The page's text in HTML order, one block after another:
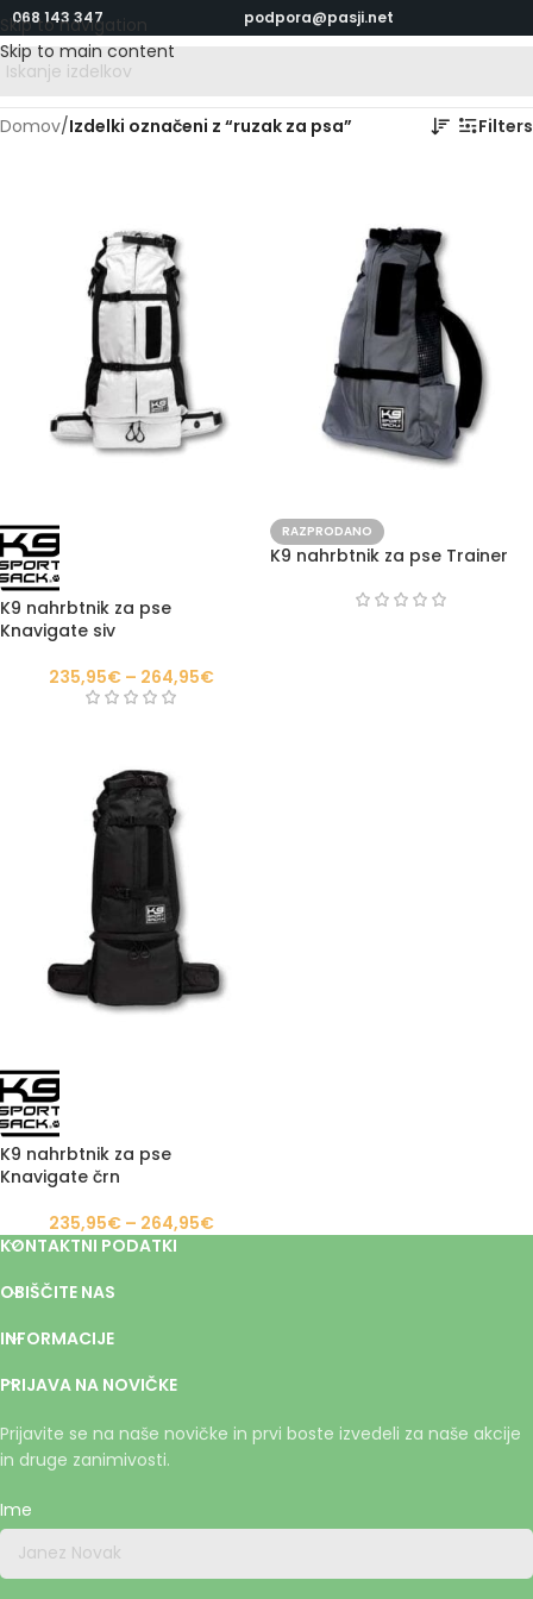
Skip to navigation
Skip to main content
068 143 347 podpora@pasji.net
Domov/Izdelki označeni z “ruzak za psa” Filters
K9 nahrbtnik za pse
Knavigate siv
235,95€ – 264,95€
RAZPRODANO
K9 nahrbtnik za pse Trainer
K9 nahrbtnik za pse
Knavigate črn
235,95€ – 264,95€
KONTAKTNI PODATKI
OBIŠČITE NAS
INFORMACIJE
PRIJAVA NA NOVIČKE
Prijavite se na naše novičke in prvi boste izvedeli za naše akcije
in druge zanimivosti.
Ime